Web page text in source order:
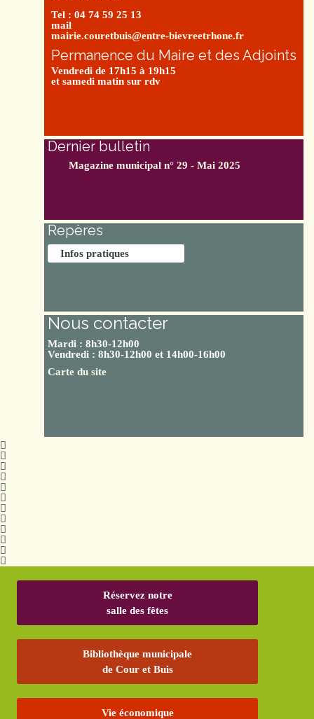
Tel : 04 74 59 25 13
mail
mairie.couretbuis@entre-bievreetrhone.fr
Permanence du Maire et des Adjoints
Vendredi de 17h15 à 19h15
et samedi matin sur rdv
Dernier bulletin
Magazine municipal n° 29 - Mai 2025
Repères
Infos pratiques
Nous contacter
Mardi : 8h30-12h00
Vendredi : 8h30-12h00 et 14h00-16h00
Carte du site
Réservez notre
salle des fêtes
Bibliothèque municipale
de Cour et Buis
Vie économique